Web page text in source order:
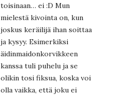
toisinaan… ei :D Mun
mielestä kivointa on, kun
joskus keräilijä ihan soittaa
ja kysyy. Esimerkiksi
äidinmaidonkorvikkeen
kanssa tuli puhelu ja se
olikin tosi fiksua, koska voi
olla vaikka, että joku ei